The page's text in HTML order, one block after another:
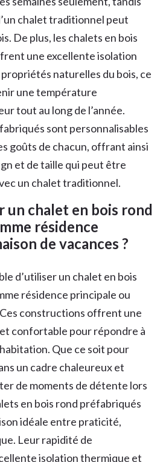
chalet traditionnel peut
De plus, les chalets en bois
une excellente isolation
naturelles du bois, ce
une température
tout au long de l’année.
sont personnalisables
goûts de chacun, offrant ainsi
et de taille qui peut être
un chalet traditionnel.
un chalet en bois rond
résidence
de vacances ?
d’utiliser un chalet en bois
résidence principale ou
constructions offrent une
confortable pour répondre à
Que ce soit pour
un cadre chaleureux et
de moments de détente lors
en bois rond préfabriqués
idéale entre praticité,
Leur rapidité de
isolation thermique et